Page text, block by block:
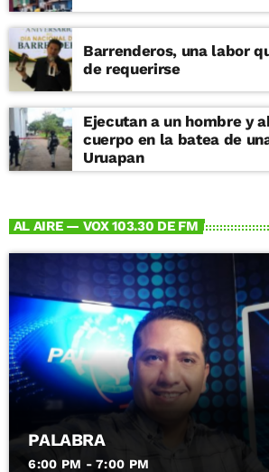
Barrenderos, una labor
de requerirse
Ejecutan a un hombre y
cuerpo en la batea de
Uruapan
AL AIRE — VOX 103.30 DE FM
PALABRA
6:00 PM - 7:00 PM